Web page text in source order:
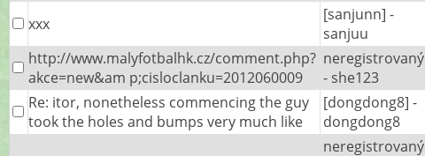
xxx
[sanjunn] -
sanjuu
http://www.malyfotbalhk.cz/comment.php?
akce=new&am p;cisloclanku=2012060009
neregistrovaný
- she123
Re: itor, nonetheless commencing the guy
took the holes and bumps very much like
[dongdong8] -
dongdong8
neregistrovaný